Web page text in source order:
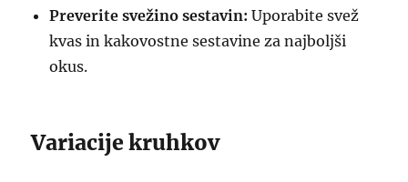
Preverite svežino sestavin: Uporabite svež
kvas in kakovostne sestavine za najboljši
okus.
Variacije kruhkov